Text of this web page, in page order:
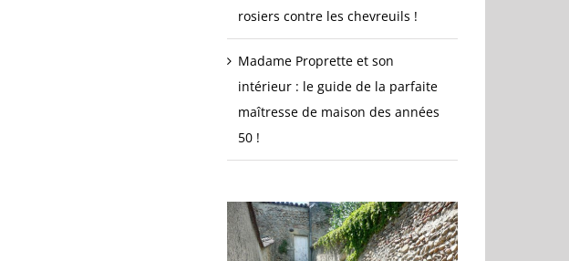
rosiers contre les chevreuils !
Madame Proprette et son
intérieur : le guide de la parfaite
maîtresse de maison des années
50 !